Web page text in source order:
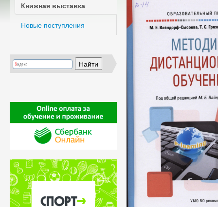
Книжная выставка
Новые поступления